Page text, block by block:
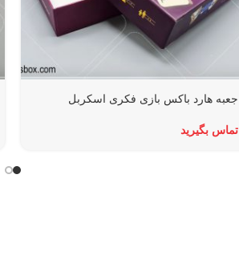
جعبه هارد باکس بازی فکری اسکربل
تماس بگیرید